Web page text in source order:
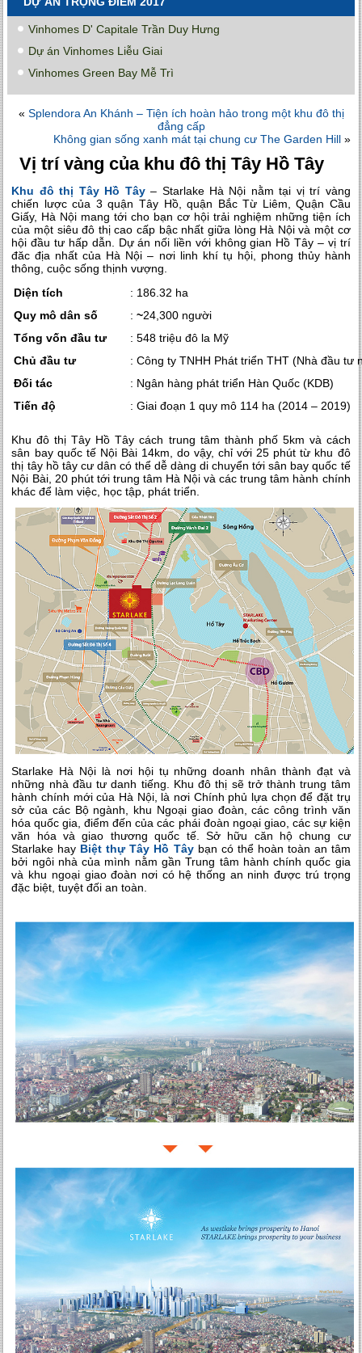
Vinhomes D' Capitale Trần Duy Hưng
Dự án Vinhomes Liễu Giai
Vinhomes Green Bay Mễ Trì
« Splendora An Khánh – Tiện ích hoàn hảo trong một khu đô thị
đẳng cấp
Không gian sống xanh mát tại chung cư The Garden Hill»
Vị trí vàng của khu đô thị Tây Hồ Tây
Khu đô thị Tây Hồ Tây– Starlake Hà Nội nằm tại vị trí vàng
chiến lược của 3 quận Tây Hồ, quận Bắc Từ Liêm, Quận Cầu
Giấy, Hà Nội mang tới cho bạn cơ hội trải nghiệm những tiện ích
của một siêu đô thị cao cấp bậc nhất giữa lòng Hà Nội và một cơ
hội đầu tư hấp dẫn. Dự án nối liền với không gian Hồ Tây – vị trí
đăc địa nhất của Hà Nội – nơi linh khí tụ hội, phong thủy hành
thông, cuộc sống thịnh vượng.
Diện tích
Quy mô dân số
Tổng vốn đầu tư
Chủ đầu tư
Đối tác
Tiến độ
: 186.32 ha
:~24,300 người
: 548 triệu đô la Mỹ
: Công ty TNHH Phát triển THT (Nhà đầu tư
: Ngân hàng phát triển Hàn Quốc (KDB)
: Giai đoạn 1 quy mô 114 ha (2014 – 2019)
Khu đô thị Tây Hồ Tây cách trung tâm thành phố 5km và cách
sân bay quốc tế Nội Bài 14km, do vậy, chỉ với 25 phút từ khu đô
thị tây hồ tây cư dân có thể dễ dàng di chuyển tới sân bay quốc tế
Nội Bài, 20 phút tới trung tâm Hà Nội và các trung tâm hành chính
khác để làm việc, học tập, phát triển.
Starlake Hà Nội là nơi hội tụ những doanh nhân thành đạt và
những nhà đầu tư danh tiếng. Khu đô thị sẽ trở thành trung tâm
hành chính mới của Hà Nội, là nơi Chính phủ lựa chọn để đặt trụ
sở của các Bộ ngành, khu Ngoại giao đoàn, các công trình văn
hóa quốc gia, điểm đến của các phái đoàn ngoại giao, các sự kiện
văn hóa và giao thương quốc tế. Sở hữu căn hộ chung cư
Starlake hay Biệt thự Tây Hồ Tâybạn có thể hoàn toàn an tâm
bởi ngôi nhà của mình nằm gần Trung tâm hành chính quốc gia
và khu ngoại giao đoàn nơi có hệ thống an ninh được trú trọng
đặc biệt, tuyệt đối an toàn.